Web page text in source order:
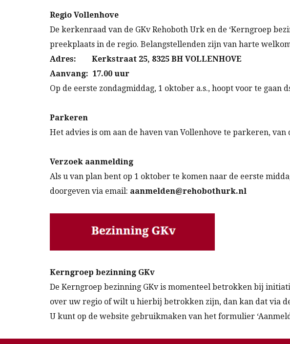
Regio Vollenhove
De kerkenraad van de GKv Rehoboth Urk en de ‘Kerngroep
preekplaats in de regio. Belangstellenden zijn van harte
Adres: Kerkstraat 25, 8325 BH VOLLENHOVE
Aanvang: 17.00 uur
Op de eerste zondagmiddag, 1 oktober a.s., hoopt voor te gaan
Parkeren
Het advies is om aan de haven van Vollenhove te parkeren,
Verzoek aanmelding
Als u van plan bent op 1 oktober te komen naar de eerste
doorgeven via email: aanmelden@rehobothurk.nl
Kerngroep bezinning GKv
De Kerngroep bezinning GKv is momenteel betrokken bij
over uw regio of wilt u hierbij betrokken zijn, dan kan dat via
U kunt op de website gebruikmaken van het formulier